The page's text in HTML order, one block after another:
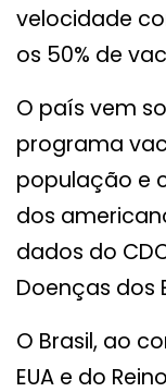
velocidade
os 50% de
O país vem
programa
população e
dos
dados do
Doenças dos
O Brasil, ao
EUA e do